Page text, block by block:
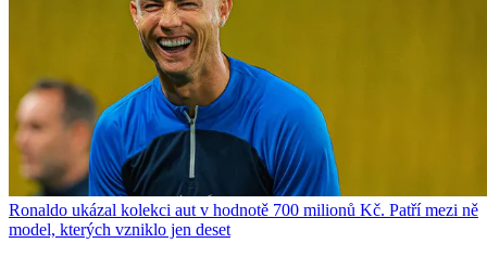
Ronaldo ukázal kolekci aut v hodnotě 700 milionů Kč. Patří mezi ně
model, kterých vzniklo jen deset